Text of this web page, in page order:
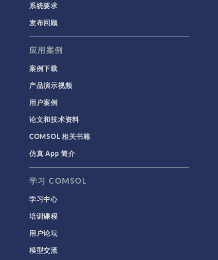
系统要求
发布回顾
应用案例
案例下载
产品演示视频
用户案例
论文和技术资料
COMSOL 相关书籍
仿真 App 简介
学习 COMSOL
学习中心
培训课程
用户论坛
模型交流